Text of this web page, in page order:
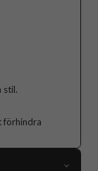
stil.
förhindra